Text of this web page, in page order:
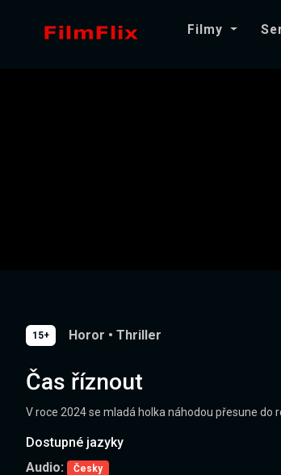
Filmy
15+ Horor • Thriller
Čas říznout
V roce 2024 se mladá holka náhodou přesune
Dostupné jazyky
Audio:
Česky